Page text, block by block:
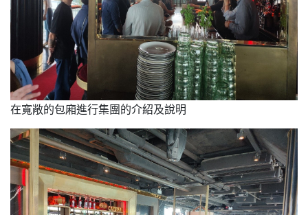
在寬敞的包廂進行集團的介紹及說明